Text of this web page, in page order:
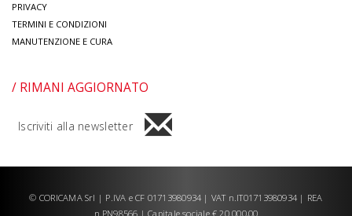
PRIVACY
TERMINI E CONDIZIONI
MANUTENZIONE E CURA
/ RIMANI AGGIORNATO
Iscriviti alla newsletter
© CORICAMA Srl | P.IVA e CF 01713980934 | VAT n.IT01713980934 | REA
n.PN98566 | Capitale sociale € 20.000,00